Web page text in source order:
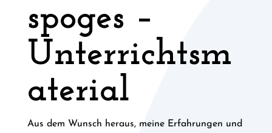
spoges –
Unterrichtsm
aterial
Aus dem Wunsch heraus, meine Erfahrungen und